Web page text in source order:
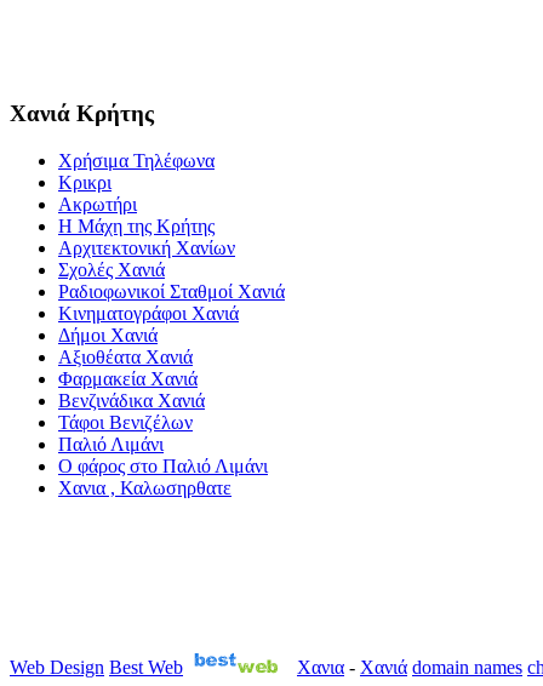
Χανιά Κρήτης
Χρήσιμα Τηλέφωνα
Κρικρι
Ακρωτήρι
Η Μάχη της Κρήτης
Αρχιτεκτονική Χανίων
Σχολές Χανιά
Ραδιοφωνικοί Σταθμοί Χανιά
Κινηματογράφοι Χανιά
Δήμοι Χανιά
Αξιοθέατα Χανιά
Φαρμακεία Χανιά
Βενζινάδικα Χανιά
Τάφοι Βενιζέλων
Παλιό Λιμάνι
Ο φάρος στο Παλιό Λιμάνι
Χανια , Καλωσηρθατε
Web Design Best Web Χανια - Χανιά domain names